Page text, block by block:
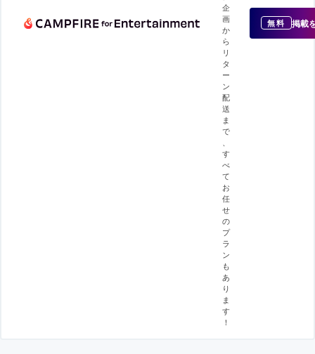
企
画
か
ら
リ
タ
ー
ン
配
送
ま
で
す
べ
て
お
任
せ
の
プ
ラ
ン
も
あ
り
ま
す
！
無料 掲載